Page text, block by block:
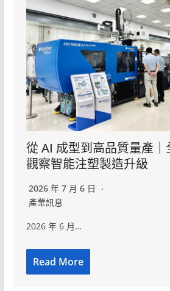
從 AI 成型到高品質量產
觀察智能注塑製造升級
2026 年 7 月 6 日
產業訊息
2026 年 6 月…
Read More